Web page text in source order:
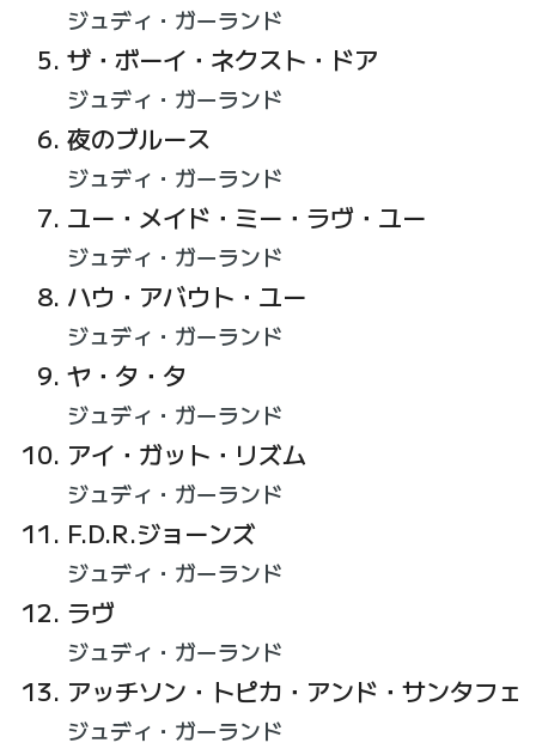
ジュディ・ガーランド
ザ・ボーイ・ネクスト・ドア
ジュディ・ガーランド
夜のブルース
ジュディ・ガーランド
ユー・メイド・ミー・ラヴ・ユー
ジュディ・ガーランド
ハウ・アバウト・ユー
ジュディ・ガーランド
ヤ・タ・タ
ジュディ・ガーランド
アイ・ガット・リズム
ジュディ・ガーランド
F.D.R.ジョーンズ
ジュディ・ガーランド
ラヴ
ジュディ・ガーランド
アッチソン・トピカ・アンド・サンタフェ
ジュディ・ガーランド